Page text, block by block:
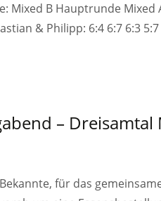
Mixed B Hauptrunde Mixed
& Philipp: 6:4 6:7 6:3
–
für das